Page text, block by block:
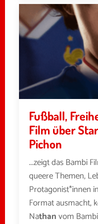
Fußball,
Film über
Pichon
...zeigt das Bambi
queere Themen,
Protagonist*innen
Format ausmacht,
Nathanvom